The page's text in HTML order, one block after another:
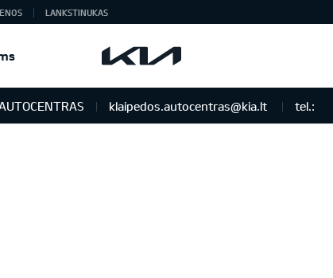
LANKSTINUKAS
klaipedos.autocentras@kia.lt tel.: